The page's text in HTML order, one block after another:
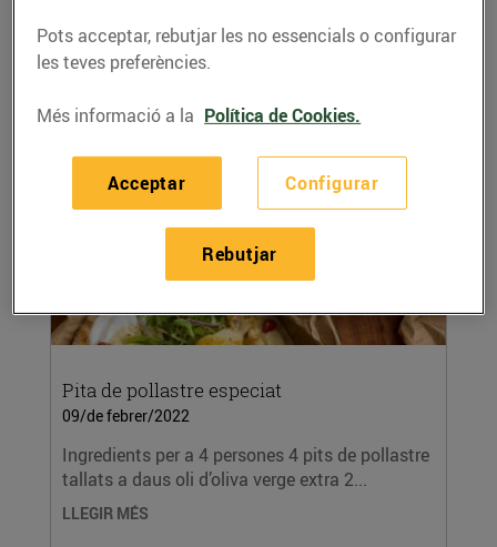
Ingredients per a 4 persones: 800 g Skrei 15 g
mantega 1 escalunya 1 dl vi negre 50 g...
Pita de pollastre especiat
09/de febrer/2022
Ingredients per a 4 persones 4 pits de pollastre
tallats a daus oli d’oliva verge extra 2...
LLEGIR MÉS
Pots acceptar, rebutjar les no essencials o configurar
les teves preferències.
Més informació a la Política de Cookies.
Configurar
Rebutjar
Acceptar